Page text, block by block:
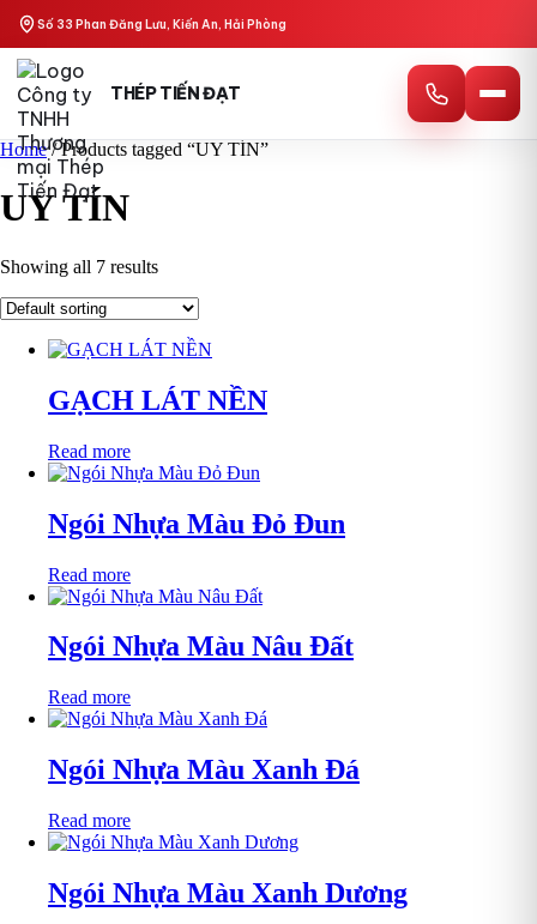
content
Số 33 Phan Đăng Lưu, Kiến An, Hải Phòng
THÉP TIẾN ĐẠT
Home/ Products tagged “UY TÍN”
UY TÍN
Showing all 7 results
GẠCH LÁT NỀN
Read more
Ngói Nhựa Màu Đỏ Đun
Read more
Ngói Nhựa Màu Nâu Đất
Read more
Ngói Nhựa Màu Xanh Đá
Read more
Ngói Nhựa Màu Xanh Dương